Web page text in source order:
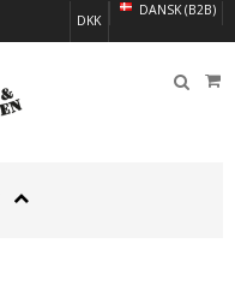
DANSK (B2B)
DKK